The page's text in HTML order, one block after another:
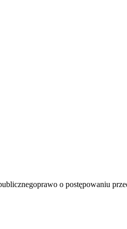
prawo o postępowaniu